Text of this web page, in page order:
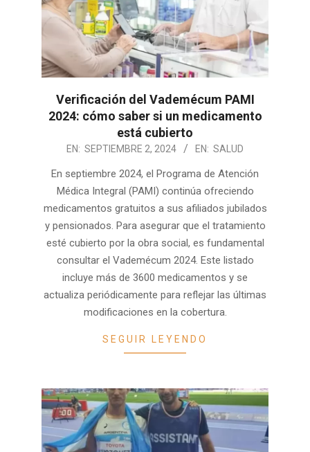
Verificación del Vademécum PAMI
2024: cómo saber si un medicamento
está cubierto
2024-EN: SEPTIEMBRE 2, 2024 EN: SALUD
En septiembre 2024, el Programa de Atención
Médica Integral (PAMI) continúa ofreciendo
medicamentos gratuitos a sus afiliados jubilados
y pensionados. Para asegurar que el tratamiento
esté cubierto por la obra social, es fundamental
consultar el Vademécum 2024. Este listado
incluye más de 3600 medicamentos y se
actualiza periódicamente para reflejar las últimas
modificaciones en la cobertura.
SEGUIR LEYENDO